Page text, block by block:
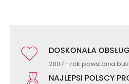
DOSKONAŁA
2007 - rok powstania
NAJLEPSI POLSCY